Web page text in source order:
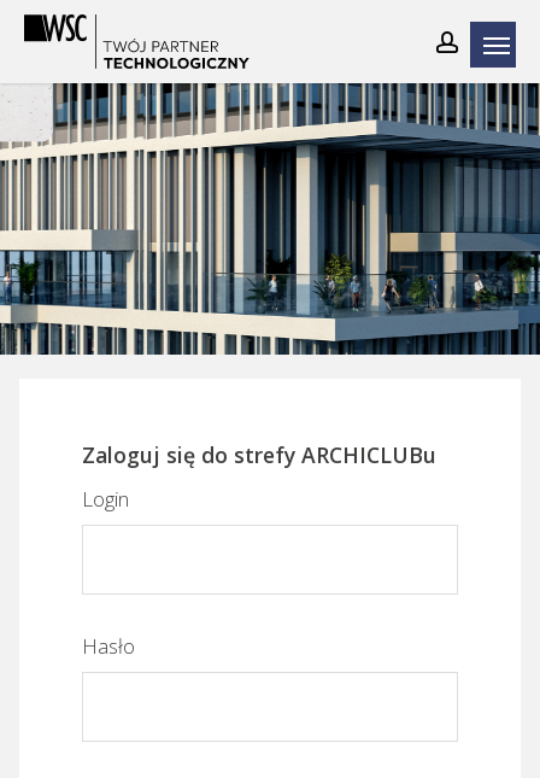
Skip
main
content
Zaloguj się do strefy ARCHICLUBu
Login
Hasło